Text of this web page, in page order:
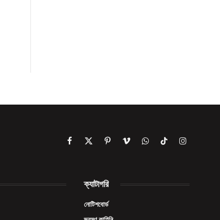
Facebook
X
PinterestVimeoWhatsAppTikTokInstagram
ক্যাটাগরি
নোটিশবোর্ড